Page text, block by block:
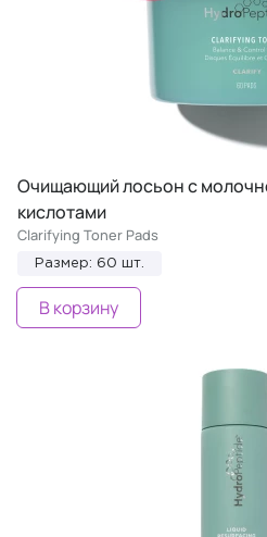
Очищающий лосьон с
кислотами
Clarifying Toner Pads
Размер: 60 шт.
В корзину